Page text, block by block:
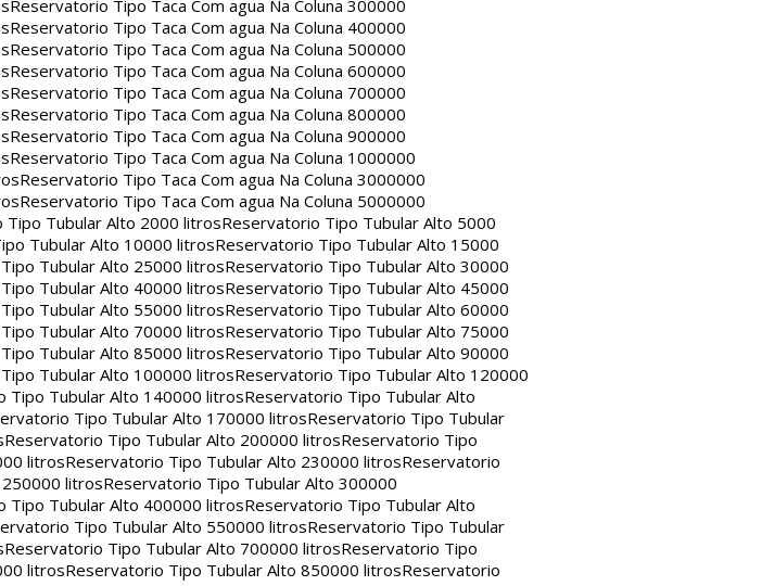
Reservatorio Tipo Taca Com agua Na Coluna 300000
Reservatorio Tipo Taca Com agua Na Coluna 400000
Reservatorio Tipo Taca Com agua Na Coluna 500000
Reservatorio Tipo Taca Com agua Na Coluna 600000
Reservatorio Tipo Taca Com agua Na Coluna 700000
Reservatorio Tipo Taca Com agua Na Coluna 800000
Reservatorio Tipo Taca Com agua Na Coluna 900000
Reservatorio Tipo Taca Com agua Na Coluna 1000000
Reservatorio Tipo Taca Com agua Na Coluna 3000000
Reservatorio Tipo Taca Com agua Na Coluna 5000000
Tipo Tubular Alto 2000 litrosReservatorio Tipo Tubular Alto 5000
Tubular Alto 10000 litrosReservatorio Tipo Tubular Alto 15000
Tubular Alto 25000 litrosReservatorio Tipo Tubular Alto 30000
Tubular Alto 40000 litrosReservatorio Tipo Tubular Alto 45000
Tubular Alto 55000 litrosReservatorio Tipo Tubular Alto 60000
Tubular Alto 70000 litrosReservatorio Tipo Tubular Alto 75000
Tubular Alto 85000 litrosReservatorio Tipo Tubular Alto 90000
Tubular Alto 100000 litrosReservatorio Tipo Tubular Alto 120000
Tipo Tubular Alto 140000 litrosReservatorio Tipo Tubular Alto
Tipo Tubular Alto 170000 litrosReservatorio Tipo Tubular
Reservatorio Tipo Tubular Alto 200000 litrosReservatorio Tipo
litrosReservatorio Tipo Tubular Alto 230000 litrosReservatorio
litrosReservatorio Tipo Tubular Alto 300000
Tipo Tubular Alto 400000 litrosReservatorio Tipo Tubular Alto
Tipo Tubular Alto 550000 litrosReservatorio Tipo Tubular
Reservatorio Tipo Tubular Alto 700000 litrosReservatorio Tipo
litrosReservatorio Tipo Tubular Alto 850000 litrosReservatorio